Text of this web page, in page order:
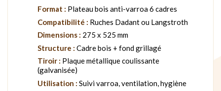
Format : Plateau bois anti-varroa 6 cadres
Compatibilité : Ruches Dadant ou Langstroth
Dimensions : 275 x 525 mm
Structure : Cadre bois + fond grillagé
Tiroir : Plaque métallique coulissante
(galvanisée)
Utilisation : Suivi varroa, ventilation, hygiène